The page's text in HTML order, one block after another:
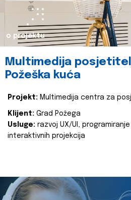
o projektu
Multimedija
Požeška kuća
Projekt: Multimedija centra za
Klijent: Grad Požega
Usluge: razvoj UX/UI,
interaktivnih projekcija